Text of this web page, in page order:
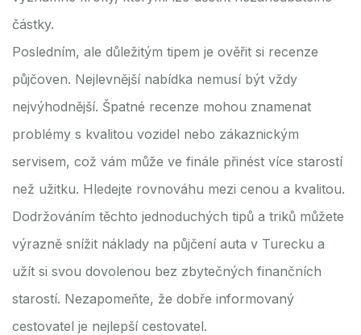
částky.
Posledním, ale důležitým tipem je ověřit si recenze
půjčoven. Nejlevnější nabídka nemusí být vždy
nejvýhodnější. Špatné recenze mohou znamenat
problémy s kvalitou vozidel nebo zákaznickým
servisem, což vám může ve finále přinést více starostí
než užitku. Hledejte rovnováhu mezi cenou a kvalitou.
Dodržováním těchto jednoduchých tipů a triků můžete
výrazně snížit náklady na půjčení auta v Turecku a
užít si svou dovolenou bez zbytečných finančních
starostí. Nezapomeňte, že dobře informovaný
cestovatel je nejlepší cestovatel.